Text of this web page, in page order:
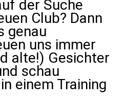
der Suche
Club? Dann
genau
uns immer
alte!) Gesichter
schau
einem Training